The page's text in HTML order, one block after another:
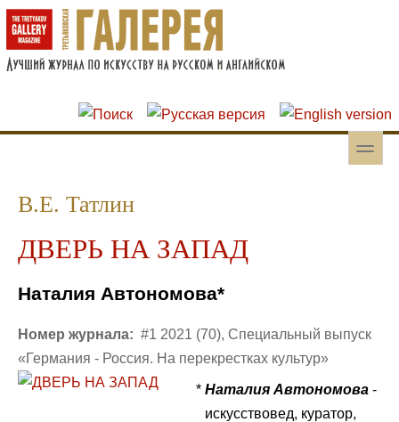
Перейти к основному содержанию
Skip to search
toggle
В.Е. Татлин
ДВЕРЬ НА ЗАПАД
Наталия Автономова*
Номер журнала: #1 2021 (70), Специальный выпуск
«Германия - Россия. На перекрестках культур»
* Наталия Автономова-
искусствовед, куратор,